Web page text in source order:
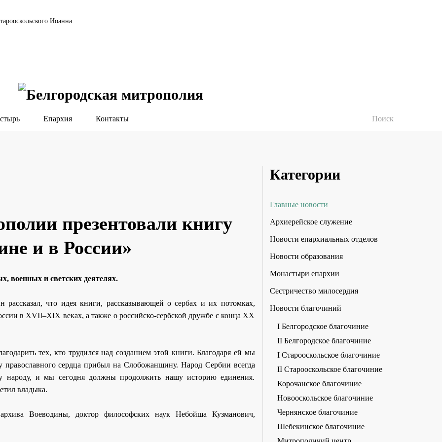
Иоанна
Епархия Контакты
презентовали книгу
и в России»
военных и светских деятелях.
рассказал, что идея книги, рассказывающей о сербах и их потомках,
в XVII–XIX веках, а также о российско-сербской дружбе с конца XX
тех, кто трудился над созданием этой книги. Благодаря ей мы
сердца прибыл на Слобожанщину. Народ Сербии всегда
народу, и мы сегодня должны продолжить нашу историю единения.
владыка.
архива Воеводины, доктор философских наук Небойша Кузманович,
Категории
Главные новости
Архиерейское служение
Новости епархиальных отделов
Новости образования
Монастыри епархии
Сестричество милосердия
Новости благочиний
I Белгородское благочиние
II Белгородское благочиние
I Старооскольское благочиние
II Старооскольское благочиние
Корочанское благочиние
Новооскольское благочиние
Чернянское благочиние
Шебекинское благочиние